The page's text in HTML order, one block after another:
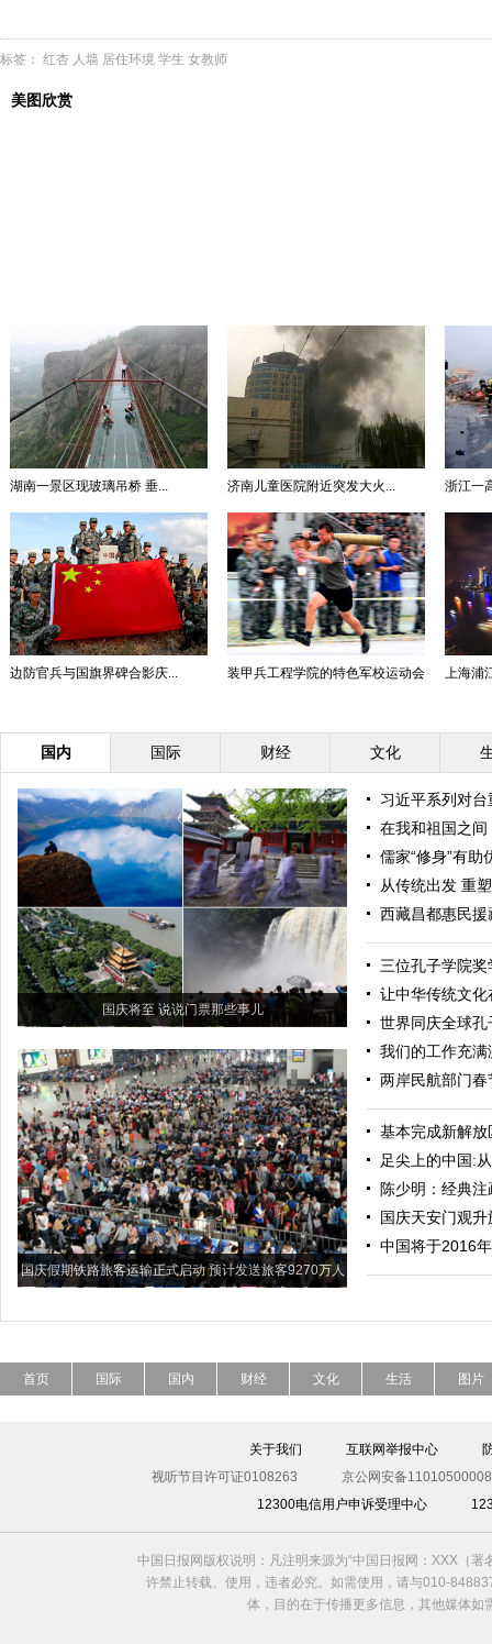
标签： 红杏 人墙 居住环境 学生 女教师
美图欣赏
湖南一景区现玻璃吊桥 垂... 济南儿童医院附近突发大火... 浙江一
边防官兵与国旗界碑合影庆... 装甲兵工程学院的特色军校运动会 上海浦
国内 国际 财经 文化
国庆将至 说说门票那些事儿
国庆假期铁路旅客运输正式启动 预计发送旅客9270万人
习近平系列对
在我和祖国之间
儒家“修身”有助
从传统出发 重
西藏昌都惠民援
三位孔子学院
让中华传统文
世界同庆全球
我们的工作充满
两岸民航部门
基本完成新解
足尖上的中国:
陈少明：经典
国庆天安门观
中国将于2016
首页 国际 国内 财经 文化 生活 图片
关于我们 互联网举报中心
视听节目许可证0108263
京公网安备
12300电信用户申诉受理中心
中国日报网版权说明：凡注明来源为“中国日报网：XXX（
许禁止转载、使用，违者必究。如需使用，请与010-
体，目的在于传播更多信息，其他媒体